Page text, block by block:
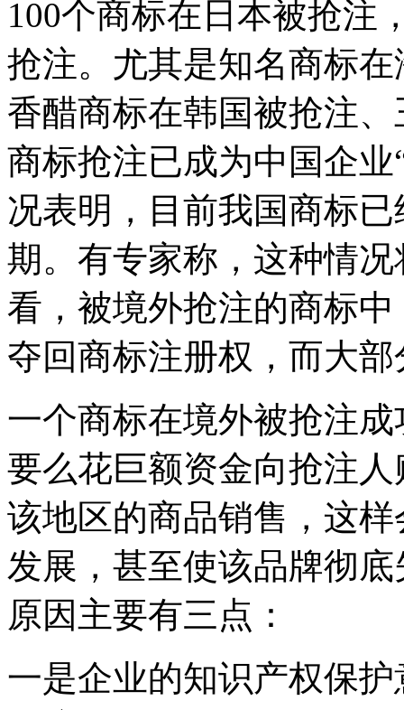
100个商标在日本被抢注
抢注。尤其是知名商标
香醋商标在韩国被抢注
商标抢注已成为中国企业
况表明，目前我国商标
期。有专家称，这种情
看，被境外抢注的商标
夺回商标注册权，而大
一个商标在境外被抢注
要么花巨额资金向抢注
该地区的商品销售，这
发展，甚至使该品牌彻
原因主要有三点：
一是企业的知识产权保